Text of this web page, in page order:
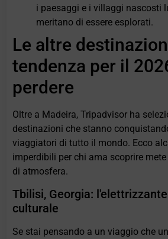
i paesaggi e i villaggi nascosti
meritano di essere esplorati.
Le altre
tendenza per il
perdere
Oltre a Madeira, Tripadvisor ha
destinazioni che stanno
viaggiatori di tutto il mondo. Ecco
imperdibili per chi ama scoprire
di atmosfera.
Tbilisi, Georgia:
culturale
Se stai pensando a un viaggio che